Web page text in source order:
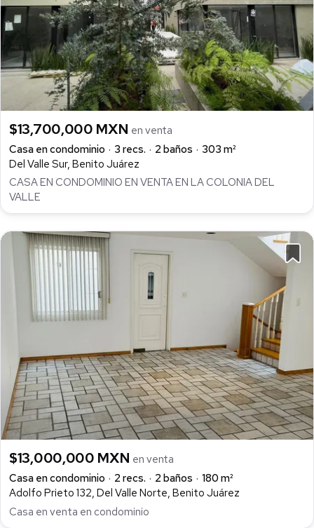
$13,700,000 MXN en venta
Casa en condominio
3 recs. 2 baños
303 m²
Del Valle Sur, Benito Juárez
CASA EN CONDOMINIO EN VENTA EN LA COLONIA DEL
VALLE
$13,000,000 MXN en venta
Casa en condominio
2 recs. 2 baños
180 m²
Adolfo Prieto 132, Del Valle Norte, Benito Juárez
Casa en venta en condominio